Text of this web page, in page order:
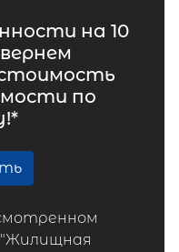
на 10
по